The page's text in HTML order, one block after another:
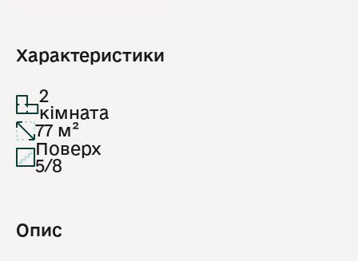
Характеристики
2
кімната
77 м²
Поверх
5/8
Опис